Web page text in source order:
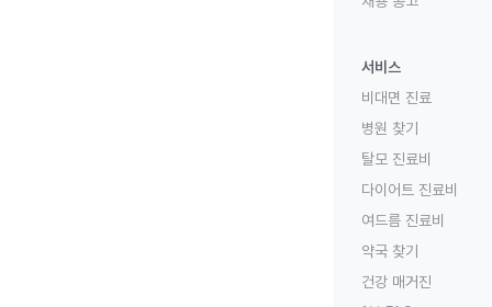
서비스
비대면 진료
병원 찾기
탈모 진료비
다이어트 진료비
여드름 진료비
약국 찾기
건강 매거진